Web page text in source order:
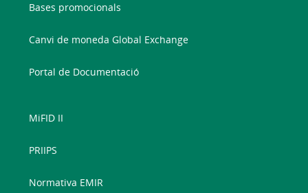
Bases promocionals
Canvi de moneda Global Exchange
Portal de Documentació
MiFID II
PRIIPS
Normativa EMIR